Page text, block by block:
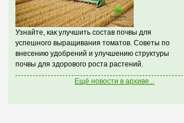
Узнайте, как улучшить состав почвы для
успешного выращивания томатов. Советы по
внесению удобрений и улучшению структуры
почвы для здорового роста растений.
Ещё новости в архиве...